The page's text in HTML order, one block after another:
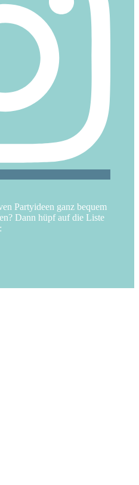
Partyideen ganz bequem
Dann hüpf auf die Liste